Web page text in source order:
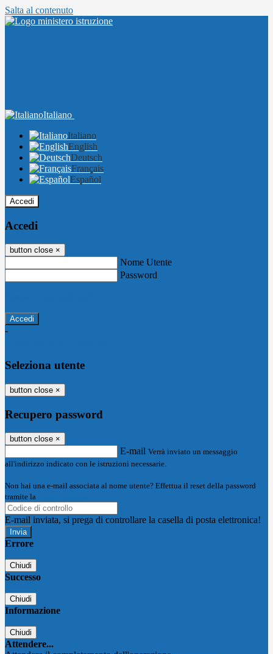
Salta al contenuto
Italiano
Italiano
English
Deutsch
Français
Español
Accedi
Accedi
button close ×
Nome Utente
Password
-
Seleziona utente
button close ×
Recupero password
button close ×
E-mail Verrà inviato un messaggio
all'indirizzo indicato con le istruzioni necessarie.
Non hai una e-mail associata al nome utente? Effettua il reset della password
tramite la
E-mail inviata, si prega di controllare la casella di posta elettronica!
Errore
Chiudi
Successo
Chiudi
Informazione
Chiudi
Attendere...